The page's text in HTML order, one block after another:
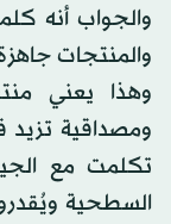
والجواب أنه
والمنتجات
وهذا يعني
ومصداقية تزيد
تكلمت مع
السطحية